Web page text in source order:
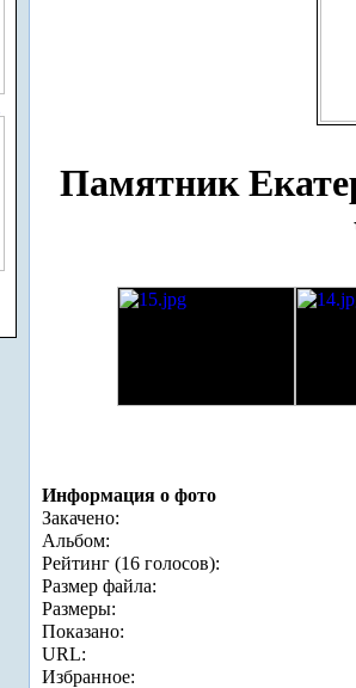
Памятник
Информация о фото
Закачено:
Альбом:
Рейтинг (16 голосов):
Размер файла:
Размеры:
Показано:
URL:
Избранное: